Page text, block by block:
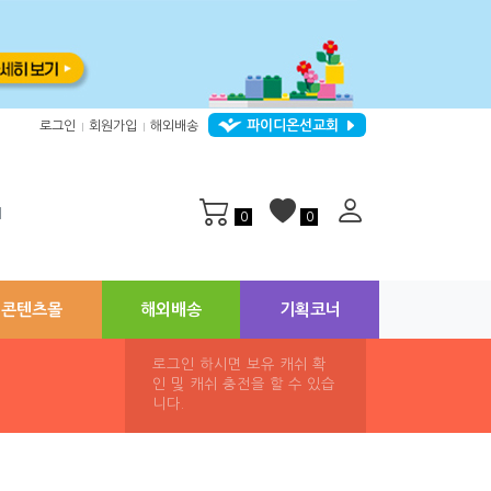
로그인 회원가입 해외배송 파이디온선교회
0 0
콘텐츠몰 해외배송 기획코너
로그인 하시면 보유 캐쉬 확
인 및 캐쉬 충전을 할 수 있습
니다.